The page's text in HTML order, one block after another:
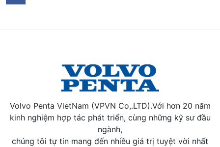
Volvo Penta VietNam (VPVN Co,.LTD).Với hơn 20 năm
kinh nghiệm hợp tác phát triển, cùng những kỹ sư đầu
ngành,
chúng tôi tự tin mang đến nhiều giá trị tuyệt vời nhất